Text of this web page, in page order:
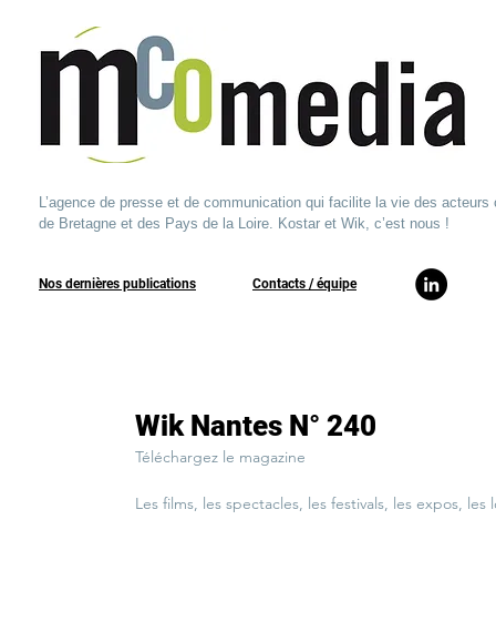
L’agence de presse et de communication qui facilite la vie des acteurs
de Bretagne et des Pays de la Loire. Kostar et Wik, c’est nous !
Nos dernières publications ​Contacts / équipe​
Wik Nantes N° 240
Téléchargez le magazine
Les films, les spectacles, les festivals, les expos,